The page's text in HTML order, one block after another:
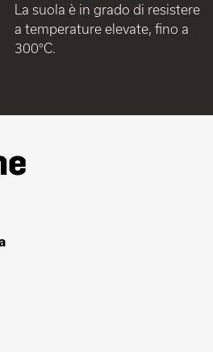
La suola è in grado di resistere
a temperature elevate, fino a
300°C.